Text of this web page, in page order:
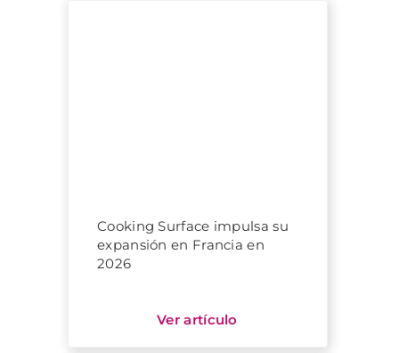
Cooking Surface impulsa su
expansión en Francia en
2026